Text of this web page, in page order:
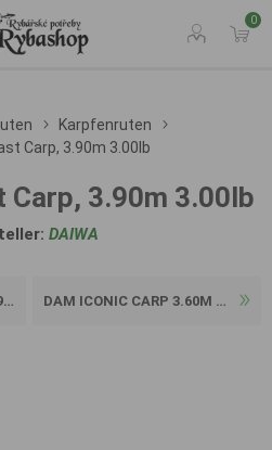
0
Karpfenruten
Carp, 3.90m 3.00lb
Carp, 3.90m 3.00lb
DAIWA
DAM ICONIC CARP 3.60M 3.00L...